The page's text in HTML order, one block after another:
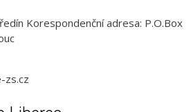
Korespondenční adresa: P.O.Box
zs.cz